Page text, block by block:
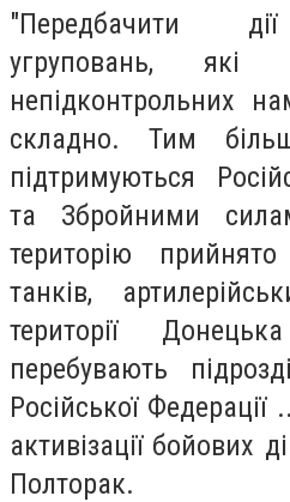
"Передбачити
угруповань, які
непідконтрольних
складно. Тим
підтримуються
та Збройними
територію
танків,
території
перебувають
Російської
активізації бойових
Полторак.